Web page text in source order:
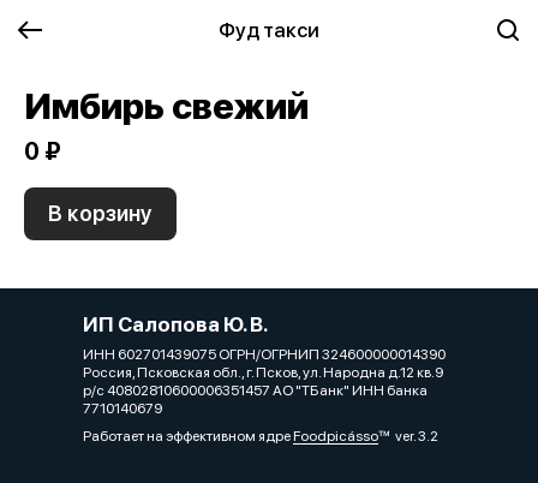
Фуд такси
Имбирь свежий
0 ₽
В корзину
ИП Салопова Ю. В.
ИНН 602701439075 ОГРН/ОГРНИП 324600000014390
Россия, Псковская обл., г. Псков, ул. Народна д.12 кв.9
р/с 40802810600006351457 АО "ТБанк" ИНН банка
7710140679
Работает на эффективном ядреFoodpicássover. 3.2